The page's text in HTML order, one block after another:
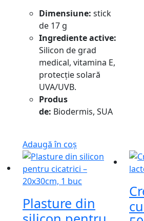
Dimensiune: stick
de 17 g
Ingrediente active:
Silicon de grad
medical, vitamina E,
protecție solară
UVA/UVB.
Produs
de: Biodermis, SUA
Adaugă în coș
Plasture din